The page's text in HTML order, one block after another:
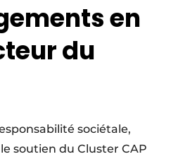
en
du
sociétale,
soutien du Cluster CAP